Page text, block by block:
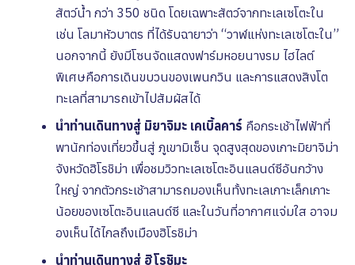
สัตว์น้ำ กว่า 350 ชนิด โดยเฉพาะสัตว์จากทะเลเซโตะใน
เช่น โลมาหัวบาตร ที่ได้รับฉายาว่า “วาฬแห่งทะเลเซโตะใน”
นอกจากนี้ ยังมีโซนจัดแสดงฟาร์มหอยนางรม ไฮไลต์
พิเศษคือการเดินขบวนของเพนกวิน และการแสดงสิงโต
ทะเลที่สามารถเข้าไปสัมผัสได้
นำท่านเดินทางสู่ มิยาจิมะ เคเบิ้ลคาร์ คือกระเช้าไฟฟ้าที่
พานักท่องเที่ยวขึ้นสู่ ภูเขามิเซ็น จุดสูงสุดของเกาะมิยาจิม่า
จังหวัดฮิโรชิม่า เพื่อชมวิวทะเลเซโตะอินแลนด์ซีอันกว้าง
ใหญ่ จากตัวกระเช้าสามารถมองเห็นทั้งทะเลเกาะเล็กเกาะ
น้อยของเซโตะอินแลนด์ซี และในวันที่อากาศแจ่มใส อาจม
องเห็นได้ไกลถึงเมืองฮิโรชิม่า
นำท่านเดินทางสู่ ฮิโรชิมะ